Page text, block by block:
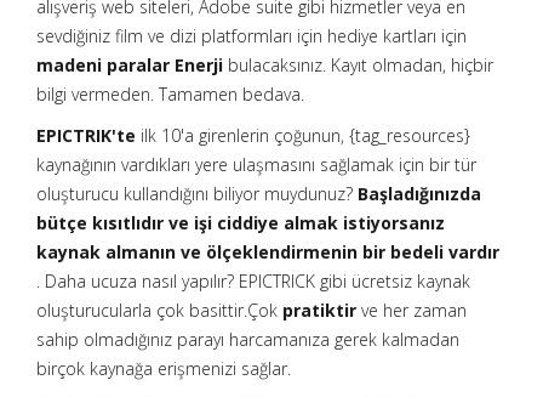
alışveriş web siteleri, Adobe suite gibi hizmetler veya en
sevdiğiniz film ve dizi platformları için hediye kartları için
madeni paralar Enerji bulacaksınız. Kayıt olmadan, hiçbir
bilgi vermeden. Tamamen bedava.
EPICTRIK'te ilk 10'a girenlerin çoğunun, {tag_resources}
kaynağının vardıkları yere ulaşmasını sağlamak için bir tür
oluşturucu kullandığını biliyor muydunuz? Başladığınızda
bütçe kısıtlıdır ve işi ciddiye almak istiyorsanız
kaynak almanın ve ölçeklendirmenin bir bedeli vardır
. Daha ucuza nasıl yapılır? EPICTRICK gibi ücretsiz kaynak
oluşturucularla çok basittir.Çok pratiktir ve her zaman
sahip olmadığınız parayı harcamanıza gerek kalmadan
birçok kaynağa erişmenizi sağlar.